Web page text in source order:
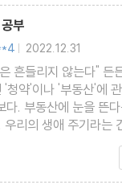
대체 뭐가 다를까?
기뻐할까?
있는 곳과 없는 곳은?
는 방법은?
원이 된다고?
안 되는 집은?
하는 이유는?
부
| 2022.12.31
는다" 든든한 멘트가 눈길을
요한 삶